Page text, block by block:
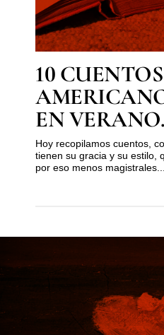
10 CUENTOS
EN VERANO.
Hoy recopilamos cuentos,
tienen su gracia y su estilo,
por eso menos magistrales...